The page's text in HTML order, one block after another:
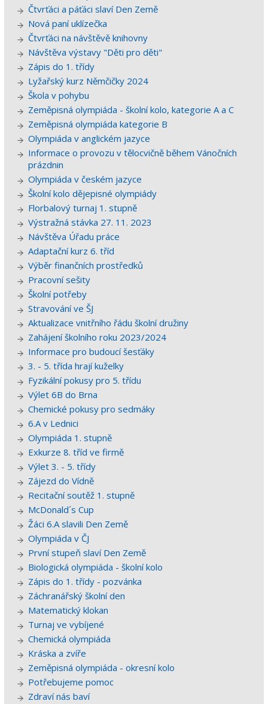
Čtvrťáci a páťáci slaví Den Země
Nová paní uklízečka
Čtvrťáci na návštěvě knihovny
Návštěva výstavy "Děti pro děti"
Zápis do 1. třídy
Lyžařský kurz Němčičky 2024
Škola v pohybu
Zeměpisná olympiáda - školní kolo, kategorie A a C
Zeměpisná olympiáda kategorie B
Olympiáda v anglickém jazyce
Informace o provozu v tělocvičně během Vánočních
prázdnin
Olympiáda v českém jazyce
Školní kolo dějepisné olympiády
Florbalový turnaj 1. stupně
Výstražná stávka 27. 11. 2023
Návštěva Úřadu práce
Adaptační kurz 6. tříd
Výběr finančních prostředků
Pracovní sešity
Školní potřeby
Stravování ve ŠJ
Aktualizace vnitřního řádu školní družiny
Zahájení školního roku 2023/2024
Informace pro budoucí šesťáky
3. - 5. třída hrají kuželky
Fyzikální pokusy pro 5. třídu
Výlet 6B do Brna
Chemické pokusy pro sedmáky
6.A v Lednici
Olympiáda 1. stupně
Exkurze 8. tříd ve firmě
Výlet 3. - 5. třídy
Zájezd do Vídně
Recitační soutěž 1. stupně
McDonald´s Cup
Žáci 6.A slavili Den Země
Olympiáda v ČJ
První stupeň slaví Den Země
Biologická olympiáda - školní kolo
Zápis do 1. třídy - pozvánka
Záchranářský školní den
Matematický klokan
Turnaj ve vybíjené
Chemická olympiáda
Kráska a zvíře
Zeměpisná olympiáda - okresní kolo
Potřebujeme pomoc
Zdraví nás baví